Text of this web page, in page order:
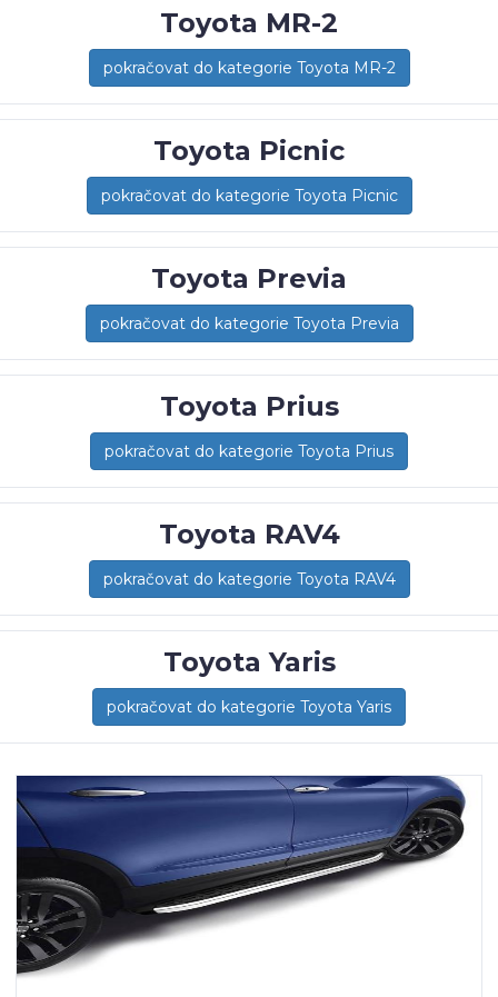
Toyota MR-2
pokračovat do kategorie Toyota MR-2
Toyota Picnic
pokračovat do kategorie Toyota Picnic
Toyota Previa
pokračovat do kategorie Toyota Previa
Toyota Prius
pokračovat do kategorie Toyota Prius
Toyota RAV4
pokračovat do kategorie Toyota RAV4
Toyota Yaris
pokračovat do kategorie Toyota Yaris